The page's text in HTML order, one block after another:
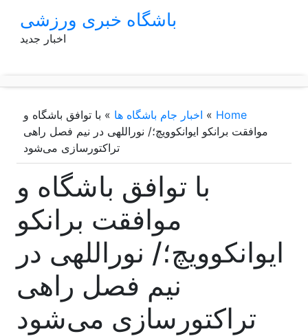
باشگاه خبری ورزشی
اخبار جدید
Home
» اخبار جام باشگاه ها » با توافق باشگاه و
موافقت برانکو ایوانکوویچ؛/ نوراللهی در نیم فصل راهی
تراکتورسازی می‌شود
با توافق باشگاه و
موافقت برانکو
ایوانکوویچ؛/ نوراللهی در
نیم فصل راهی
تراکتورسازی می‌شود